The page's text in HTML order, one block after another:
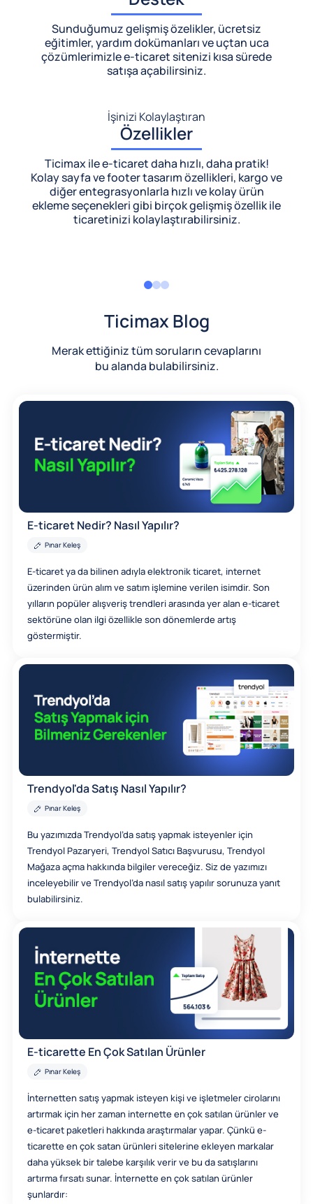
Sunduğumuz gelişmiş özelikler, ücretsiz
eğitimler, yardım dokümanları ve uçtan uca
çözümlerimizlee-ticaret sitenizi kısa sürede
satışa açabilirsiniz.
İşinizi Kolaylaştıran
Özellikler
Ticimax ile e-ticaret daha hızlı, daha pratik!
Kolay sayfa ve footer tasarım özellikleri, kargo ve
diğer entegrasyonlarla hızlı ve kolay ürün
ekleme seçenekleri gibi birçok gelişmiş özellik ile
ticaretinizi kolaylaştırabilirsiniz.
Ticimax Blog
Merak ettiğiniz tüm soruların cevaplarını
bu alanda bulabilirsiniz.
E-ticaret Nedir? Nasıl Yapılır?
Pınar Keleş
E-ticaret ya da bilinen adıyla elektronik ticaret, internet
üzerinden ürün alım ve satım işlemine verilen isimdir. Son
yılların popüler alışveriş trendleri arasında yer alan e-ticaret
sektörüne olan ilgi özellikle son dönemlerde artış
göstermiştir.
Trendyol'da Satış Nasıl Yapılır?
Pınar Keleş
Bu yazımızda Trendyol’da satış yapmak isteyenler için
Trendyol Pazaryeri, Trendyol Satıcı Başvurusu, Trendyol
Mağaza açma hakkında bilgiler vereceğiz. Siz de yazımızı
inceleyebilir ve Trendyol’da nasıl satış yapılır sorunuza yanıt
bulabilirsiniz.
E-ticarette En Çok Satılan Ürünler
Pınar Keleş
İnternetten satış yapmak isteyen kişi ve işletmeler cirolarını
artırmak için her zaman internette en çok satılan ürünler ve
e-ticaret paketleri hakkında araştırmalar yapar. Çünkü e-
ticarette en çok satan ürünleri sitelerine ekleyen markalar
daha yüksek bir talebe karşılık verir ve bu da satışlarını
artırma fırsatı sunar. İnternette en çok satılan ürünler
şunlardır: